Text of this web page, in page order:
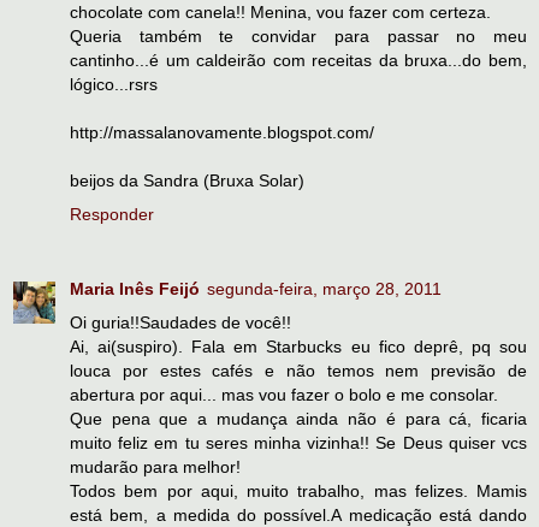
chocolate com canela!! Menina, vou fazer com certeza.
Queria também te convidar para passar no meu
cantinho...é um caldeirão com receitas da bruxa...do bem,
lógico...rsrs
http://massalanovamente.blogspot.com/
beijos da Sandra (Bruxa Solar)
Responder
Maria Inês Feijó segunda-feira, março 28, 2011
Oi guria!!Saudades de você!!
Ai, ai(suspiro). Fala em Starbucks eu fico deprê, pq sou
louca por estes cafés e não temos nem previsão de
abertura por aqui... mas vou fazer o bolo e me consolar.
Que pena que a mudança ainda não é para cá, ficaria
muito feliz em tu seres minha vizinha!! Se Deus quiser vcs
mudarão para melhor!
Todos bem por aqui, muito trabalho, mas felizes. Mamis
está bem, a medida do possível.A medicação está dando